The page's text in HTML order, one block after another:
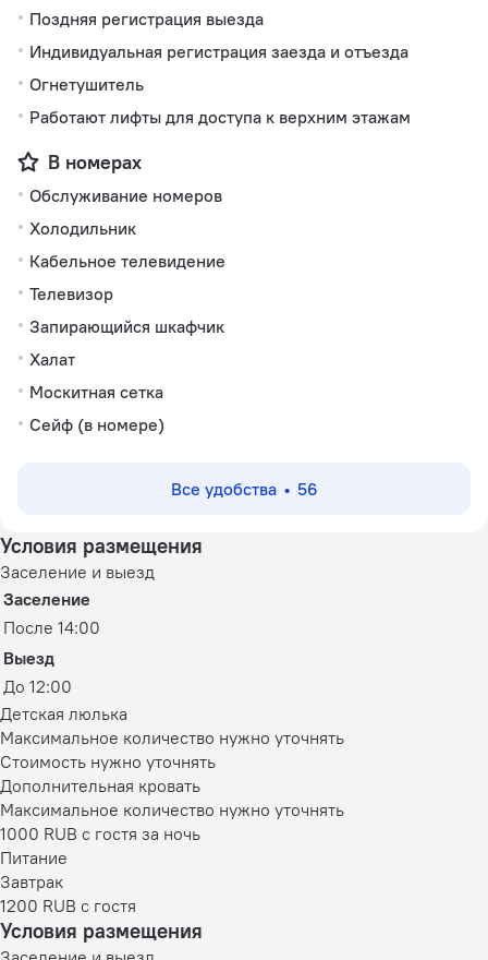
Поздняя регистрация выезда
Индивидуальная регистрация заезда и отъезда
Огнетушитель
Работают лифты для доступа к верхним этажам
В номерах
Обслуживание номеров
Холодильник
Кабельное телевидение
Телевизор
Запирающийся шкафчик
Халат
Москитная сетка
Сейф (в номере)
Все удобства 56
Условия размещения
Заселение и выезд
Заселение
После 14:00
Выезд
До 12:00
Детская люлька
Максимальное количество нужно уточнять
Стоимость нужно уточнять
Дополнительная кровать
Максимальное количество нужно уточнять
1000 RUB с гостя за ночь
Питание
Завтрак
1200 RUB c гостя
Условия размещения